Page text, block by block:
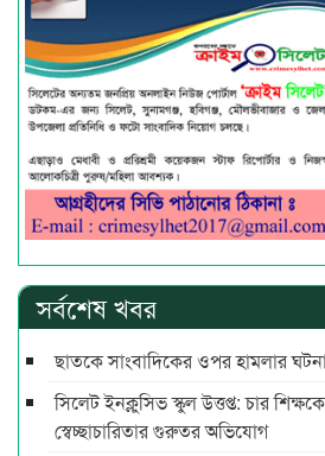
সর্বশেষ খবর
ছাতকে সাংবাদিকের ওপর হামলার
সিলেট ইনক্লুসিভ স্কুল উত্তপ্ত: চার
স্বেচ্ছাচারিতার গুরুতর অভিযোগ